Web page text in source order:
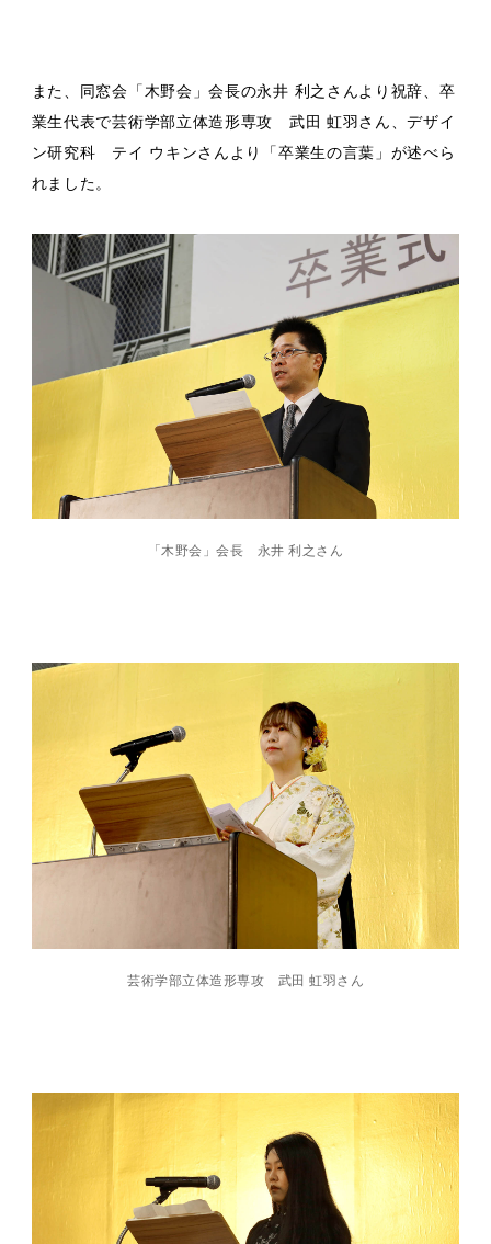
また、同窓会「木野会」会長の永井 利之さんより祝辞、卒
業生代表で芸術学部立体造形専攻 武田 虹羽さん、デザイ
ン研究科 テイ ウキンさんより「卒業生の言葉」が述べら
れました。
「木野会」会長 永井 利之さん
芸術学部立体造形専攻 武田 虹羽さん